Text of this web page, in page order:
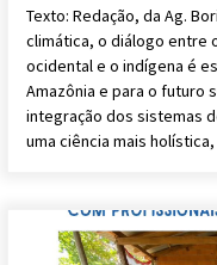
Texto: Redação, da Ag.
climática, o diálogo entre
ocidental e o indígena é
Amazônia e para o futuro
integração dos sistemas
uma ciência mais